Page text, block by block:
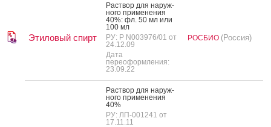
Этиловый спирт
Рас­твор для на­руж­
но­го при­мене­ния
40%: фл. 50 мл или
100 мл
РУ: Р N003976/01 от
24.12.09
Дата
переоформления:
23.09.22
РОСБИО (Россия)
Рас­твор для на­руж­
но­го при­мене­ния
40%
РУ: ЛП-001241 от
17.11.11